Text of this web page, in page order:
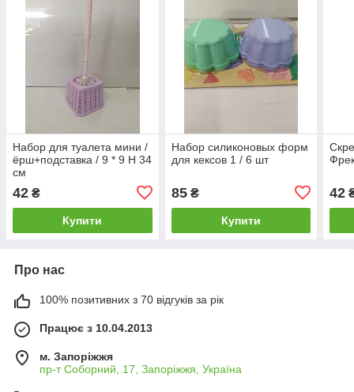
Набор для туалета мини /
ёрш+подставка / 9 * 9 Н 34
см
42 ₴
Купити
Набор силиконовых форм
для кексов 1 / 6 шт
85₴
Купити
42
Про нас
100% позитивних з 70 відгуків за рік
Працює з 10.04.2013
м. Запоріжжя
пр-т Соборний, 17, Запоріжжя, Україна